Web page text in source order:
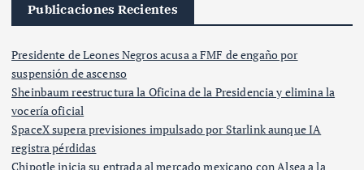
Publicaciones Recientes
Presidente de Leones Negros acusa a FMF de engaño por
suspensión de ascenso
Sheinbaum reestructura la Oficina de la Presidencia y elimina la
vocería oficial
SpaceX supera previsiones impulsado por Starlink aunque IA
registra pérdidas
Chipotle inicia su entrada al mercado mexicano con Alsea a la